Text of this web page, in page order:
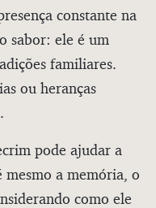
constante na
sabor: ele é um
familiares.
ou heranças
pode ajudar a
a memória, o
como ele